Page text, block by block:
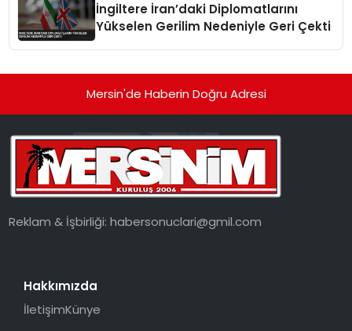
İngiltere İran’daki Diplomatlarını
Yükselen Gerilim Nedeniyle Geri Çekti
Mersin'de Haberin Doğru Adresi
Reklam & İşbirliği:habersonuclari@gmil.com
Hakkımızda
İletişimKünye